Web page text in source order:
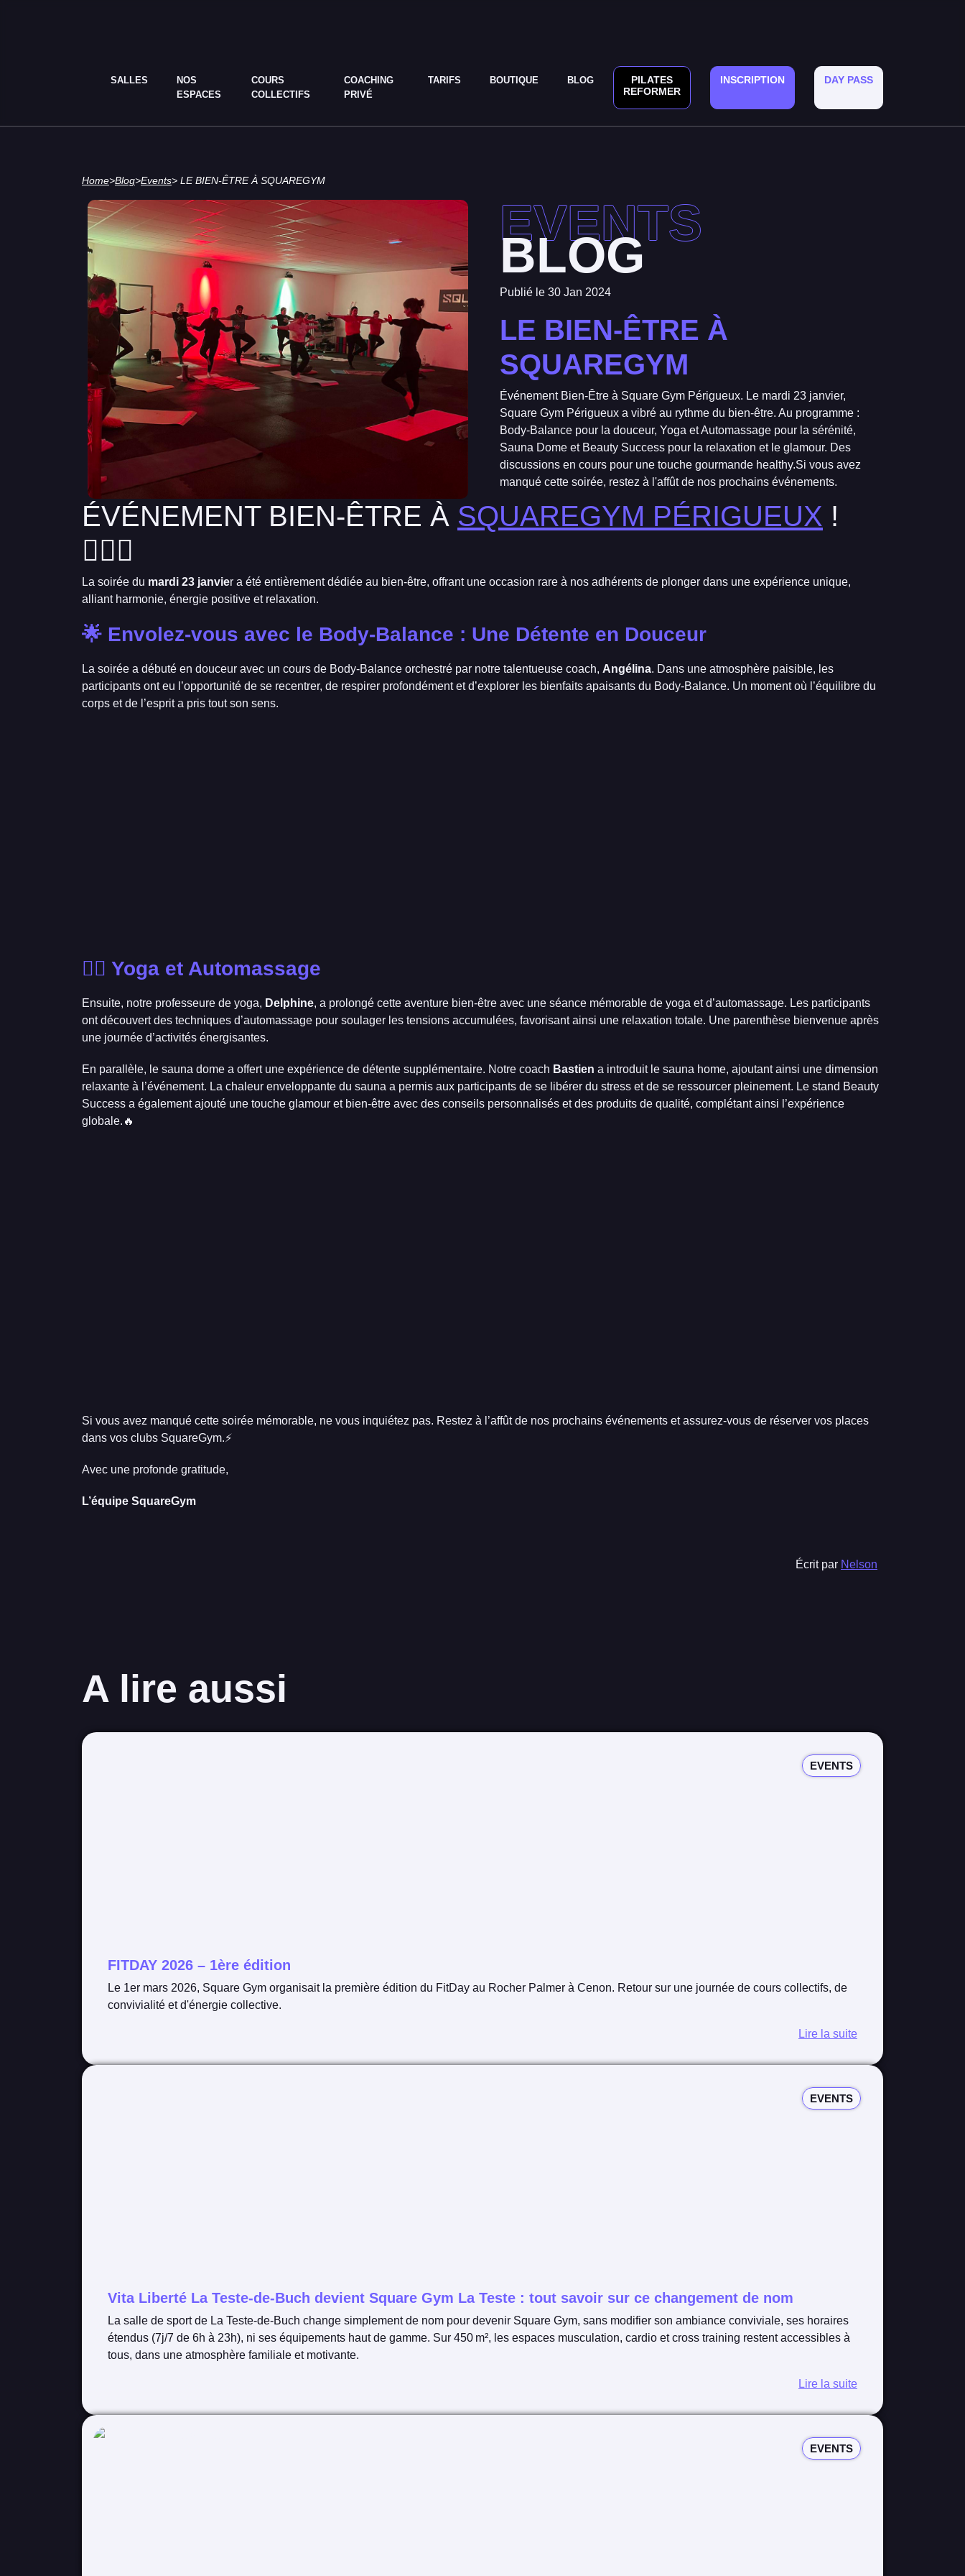
SALLES
NOS
ESPACES
COURS
COLLECTIFS
COACHING
PRIVÉ
TARIFS BOUTIQUE BLOG
PILATES
REFORMER
INSCRIPTION DAY PASS
Home>Blog>Events> LE BIEN-ÊTRE À SQUAREGYM
EVENTS
BLOG
Publié le 30 Jan 2024
LE BIEN-ÊTRE À
SQUAREGYM
Événement Bien-Être à Square Gym Périgueux. Le mardi 23 janvier,
Square Gym Périgueux a vibré au rythme du bien-être. Au programme :
Body-Balance pour la douceur, Yoga et Automassage pour la sérénité,
Sauna Dome et Beauty Success pour la relaxation et le glamour. Des
discussions en cours pour une touche gourmande healthy.Si vous avez
manqué cette soirée, restez à l'affût de nos prochains événements.
ÉVÉNEMENT BIEN-ÊTRE À SQUAREGYM PÉRIGUEUX !
🧘🏻‍♀️
La soirée du mardi 23 janvier a été entièrement dédiée au bien-être, offrant une occasion rare à nos adhérents de plonger dans une expérience unique,
alliant harmonie, énergie positive et relaxation.
🌟 Envolez-vous avec le Body-Balance : Une Détente en Douceur
La soirée a débuté en douceur avec un cours de Body-Balance orchestré par notre talentueuse coach, Angélina. Dans une atmosphère paisible, les
participants ont eu l’opportunité de se recentrer, de respirer profondément et d’explorer les bienfaits apaisants du Body-Balance. Un moment où l’équilibre du
corps et de l’esprit a pris tout son sens.
🧘‍♀️ Yoga et Automassage
Ensuite, notre professeure de yoga, Delphine, a prolongé cette aventure bien-être avec une séance mémorable de yoga et d’automassage. Les participants
ont découvert des techniques d’automassage pour soulager les tensions accumulées, favorisant ainsi une relaxation totale. Une parenthèse bienvenue après
une journée d’activités énergisantes.
En parallèle, le sauna dome a offert une expérience de détente supplémentaire. Notre coach Bastien a introduit le sauna home, ajoutant ainsi une dimension
relaxante à l’événement. La chaleur enveloppante du sauna a permis aux participants de se libérer du stress et de se ressourcer pleinement. Le stand Beauty
Success a également ajouté une touche glamour et bien-être avec des conseils personnalisés et des produits de qualité, complétant ainsi l’expérience
globale.🔥
Si vous avez manqué cette soirée mémorable, ne vous inquiétez pas. Restez à l’affût de nos prochains événements et assurez-vous de réserver vos places
dans vos clubs SquareGym.⚡️
Avec une profonde gratitude,
L’équipe SquareGym
Écrit par Nelson
A lire aussi
EVENTS
FITDAY 2026 – 1ère édition
Le 1er mars 2026, Square Gym organisait la première édition du FitDay au Rocher Palmer à Cenon. Retour sur une journée de cours collectifs, de
convivialité et d'énergie collective.
Lire la suite
EVENTS
Vita Liberté La Teste-de-Buch devient Square Gym La Teste : tout savoir sur ce changement de nom
La salle de sport de La Teste-de-Buch change simplement de nom pour devenir Square Gym, sans modifier son ambiance conviviale, ses horaires
étendus (7j/7 de 6h à 23h), ni ses équipements haut de gamme. Sur 450 m², les espaces musculation, cardio et cross training restent accessibles à
tous, dans une atmosphère familiale et motivante.
Lire la suite
EVENTS